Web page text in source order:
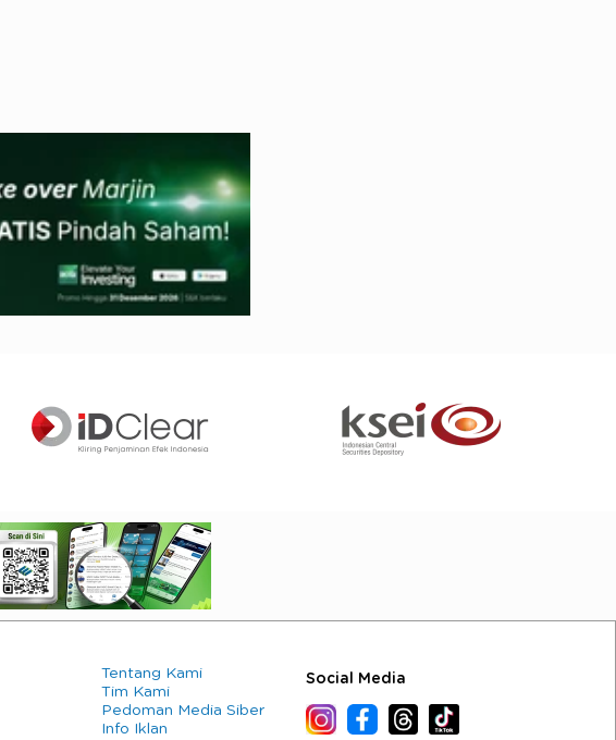
Tentang Kami
Tim Kami
Pedoman Media Siber
Info Iklan
Social Media